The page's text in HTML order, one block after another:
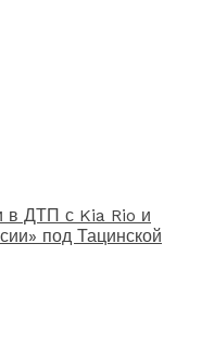
в ДТП с Kia Rio и
под Тацинской